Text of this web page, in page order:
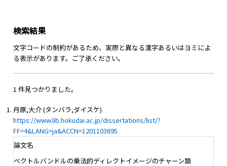
検索結果
文字コードの制約があるため、実際と異なる漢字あるいはヨミによ
る表示があります。ご了承ください。
1 件見つかりました。
丹原,大介 (タンバラ,ダイスケ)
https://www.lib.hokudai.ac.jp/dissertations/list/?
FF=4&LANG=ja&ACCN=1201103695
論文名
ベクトルバンドルの乗法的ディレクトイメージのチャーン類